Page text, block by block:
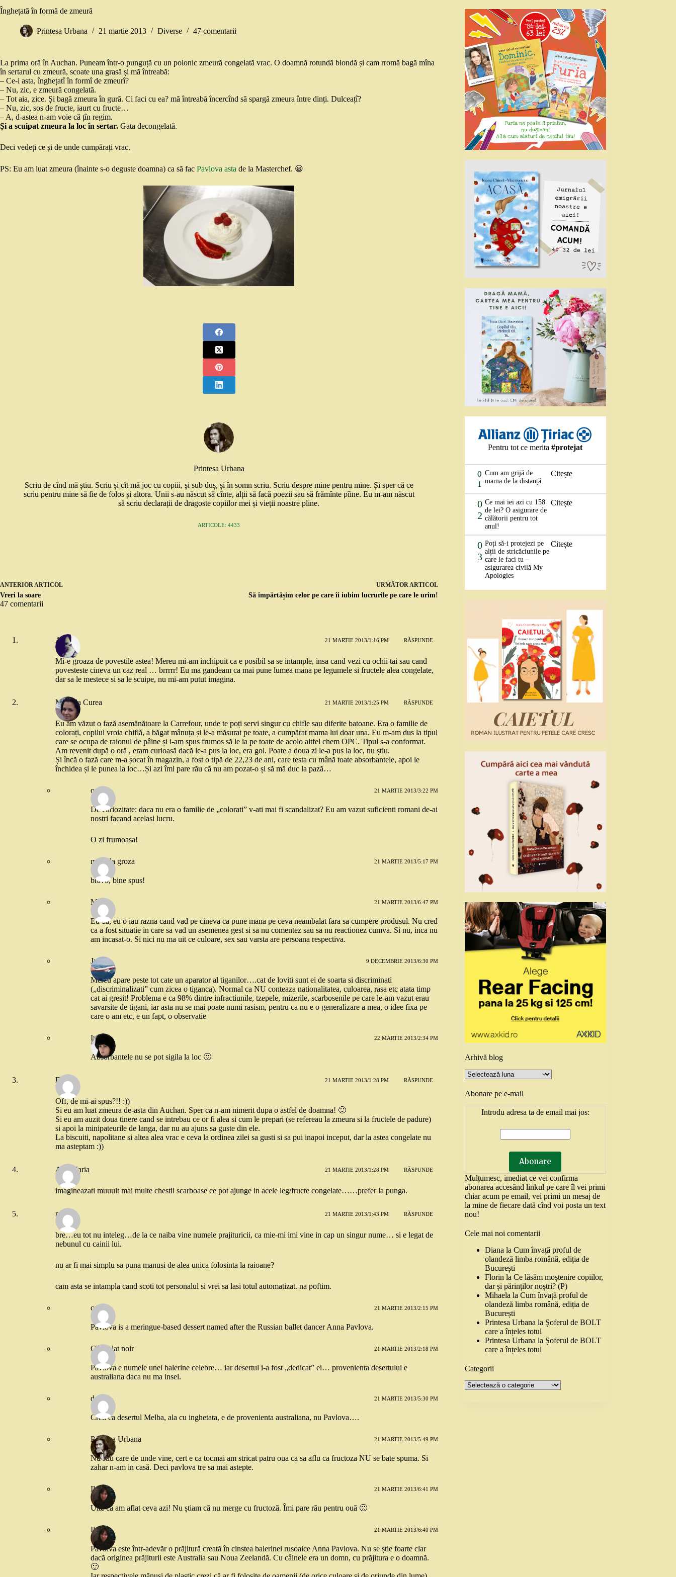
Înghețată în formă de zmeură
Printesa Urbana 21 martie 2013 Diverse 47 comentarii
La prima oră în Auchan. Puneam într-o punguță cu un polonic zmeură congelată vrac. O doamnă rotundă blondă și cam rromă bagă mîna
în sertarul cu zmeură, scoate una grasă și mă întreabă:
– Ce-i asta, înghețatî în formî de zmeurî?
– Nu, zic, e zmeură congelată.
– Tot aia, zice. Și bagă zmeura în gură. Ci faci cu ea? mă întreabă încercînd să spargă zmeura între dinți. Dulceațî?
– Nu, zic, sos de fructe, iaurt cu fructe…
– A, d-astea n-am voie că țîn regim.
Și a scuipat zmeura la loc în sertar. Gata decongelată.
Deci vedeți ce și de unde cumpărați vrac.
PS: Eu am luat zmeura (înainte s-o deguste doamna) ca să fac Pavlova asta de la Masterchef. 😀
Printesa Urbana
Scriu de cînd mă știu. Scriu și cît mă joc cu copiii, și sub duș, și în somn scriu. Scriu despre mine pentru mine. Și sper că ce
scriu pentru mine să fie de folos și altora. Unii s-au născut să cînte, alții să facă poezii sau să frămînte pîine. Eu m-am născut
să scriu declarații de dragoste copiilor mei și vieții noastre pline.
ARTICOLE: 4433
ANTERIOR ARTICOL
Vreri la soare
URMĂTOR ARTICOL
Să împărtășim celor pe care îi iubim lucrurile pe care le urîm!
47 comentarii
Anne 21 MARTIE 2013/1:16 PM RĂSPUNDE
Mi-e groaza de povestile astea! Mereu mi-am inchipuit ca e posibil sa se intample, insa cand vezi cu ochii tai sau cand
povesteste cineva un caz real … brrrrr! Eu ma gandeam ca mai pune lumea mana pe legumele si fructele alea congelate,
dar sa le mestece si sa le scuipe, nu mi-am putut imagina.
Mihaela Curea 21 MARTIE 2013/1:25 PM RĂSPUNDE
Eu am văzut o fază asemănătoare la Carrefour, unde te poți servi singur cu chifle sau diferite batoane. Era o familie de
colorați, copilul vroia chiflă, a băgat mânuța și le-a măsurat pe toate, a cumpărat mama lui doar una. Eu m-am dus la tipul
care se ocupa de raionul de pâine și i-am spus frumos să le ia pe toate de acolo altfel chem OPC. Tipul s-a conformat.
Am revenit după o oră , eram curioasă dacă le-a pus la loc, era gol. Poate a doua zi le-a pus la loc, nu știu.
Și încă o fază care m-a șocat în magazin, a fost o tipă de 22,23 de ani, care testa cu mână toate absorbantele, apoi le
închidea și le punea la loc…Și azi îmi pare rău că nu am pozat-o și să mă duc la pază…
oana 21 MARTIE 2013/3:22 PM
De curiozitate: daca nu era o familie de „colorati” v-ati mai fi scandalizat? Eu am vazut suficienti romani de-ai
nostri facand acelasi lucru.
O zi frumoasa!
mihaela groza 21 MARTIE 2013/5:17 PM
bravo, bine spus!
Mira 21 MARTIE 2013/6:47 PM
Eu da, eu o iau razna cand vad pe cineva ca pune mana pe ceva neambalat fara sa cumpere produsul. Nu cred
ca a fost situatie in care sa vad un asemenea gest si sa nu comentez sau sa nu reactionez cumva. Si nu, inca nu
am incasat-o. Si nici nu ma uit ce culoare, sex sau varsta are persoana respectiva.
Julie 9 DECEMBRIE 2013/6:30 PM
Mereu apare peste tot cate un aparator al tiganilor….cat de loviti sunt ei de soarta si discriminati
(„discriminalizati” cum zicea o tiganca). Normal ca NU conteaza nationalitatea, culoarea, rasa etc atata timp
cat ai gresit! Problema e ca 98% dintre infractiunile, tzepele, mizerile, scarbosenile pe care le-am vazut erau
savarsite de tigani, iar asta nu se mai poate numi rasism, pentru ca nu e o generalizare a mea, o idee fixa pe
care o am etc, e un fapt, o observatie
Iulia 22 MARTIE 2013/2:34 PM
Absorbantele nu se pot sigila la loc 🙂
Dorina 21 MARTIE 2013/1:28 PM RĂSPUNDE
Off, de mi-ai spus?!! :))
Si eu am luat zmeura de-asta din Auchan. Sper ca n-am nimerit dupa o astfel de doamna! 🙂
Si eu am auzit doua tinere cand se intrebau ce or fi alea si cum le prepari (se refereau la zmeura si la fructele de padure)
si apoi la minipateurile de langa, dar nu au ajuns sa guste din ele.
La biscuiti, napolitane si altea alea vrac e ceva la ordinea zilei sa gusti si sa pui inapoi inceput, dar la astea congelate nu
ma asteptam :))
Ana Maria 21 MARTIE 2013/1:28 PM RĂSPUNDE
imagineazati muuult mai multe chestii scarboase ce pot ajunge in acele leg/fructe congelate……prefer la punga.
marcel 21 MARTIE 2013/1:43 PM RĂSPUNDE
bre…eu tot nu inteleg…de la ce naiba vine numele prajituricii, ca mie-mi imi vine in cap un singur nume… si e legat de
nebunul cu cainii lui.
nu ar fi mai simplu sa puna manusi de alea unica folosinta la raioane?
cam asta se intampla cand scoti tot personalul si vrei sa lasi totul automatizat. na poftim.
catgal 21 MARTIE 2013/2:15 PM
Pavlova is a meringue-based dessert named after the Russian ballet dancer Anna Pavlova.
Chocolat noir 21 MARTIE 2013/2:18 PM
Pavlova e numele unei balerine celebre… iar desertul i-a fost „dedicat” ei… provenienta desertului e
australiana daca nu ma insel.
deea 21 MARTIE 2013/5:30 PM
Cred ca desertul Melba, ala cu inghetata, e de provenienta australiana, nu Pavlova….
Printesa Urbana 21 MARTIE 2013/5:49 PM
Nu stiu care de unde vine, cert e ca tocmai am stricat patru oua ca sa aflu ca fructoza NU se bate spuma. Si
zahar n-am in casă. Deci pavlova tre sa mai astepte.
Ile 21 MARTIE 2013/6:41 PM
Uite că am aflat ceva azi! Nu știam că nu merge cu fructoză. Îmi pare rău pentru ouă 🙁
Ile 21 MARTIE 2013/6:40 PM
Pavolva este într-adevăr o prăjitură creată în cinstea balerinei rusoaice Anna Pavlova. Nu se știe foarte clar
dacă originea prăjiturii este Australia sau Noua Zeelandă. Cu câinele era un domn, cu prăjitura e o doamnă.
🙂
Pentru tot ce merita#protejat
0
1
Cum am grijă de
mama de la distanță
Citește
0
2
Ce mai iei azi cu 158
de lei? O asigurare de
călătorii pentru tot
anul!
Citește
0
3
Poți să-i protejezi pe
alții de stricăciunile pe
care le faci tu –
asigurarea civilă My
Apologies
Citește
Arhivă blog
Arhivă
blog
Abonare pe e-mail
Introdu adresa ta de email mai jos:
Mulțumesc, imediat ce vei confirma
abonarea accesând linkul pe care îl vei primi
chiar acum pe email, vei primi un mesaj de
la mine de fiecare dată cînd voi posta un text
nou!
Cele mai noi comentarii
Diana laCum învață proful de
olandeză limba română, ediția de
București
Florin laCe lăsăm moștenire copiilor,
dar și părinților noștri? (P)
Mihaela laCum învață proful de
olandeză limba română, ediția de
București
Printesa Urbana la Șoferul de BOLT
care a înțeles totul
Printesa Urbana la Șoferul de BOLT
care a înțeles totul
Categorii
Categorii